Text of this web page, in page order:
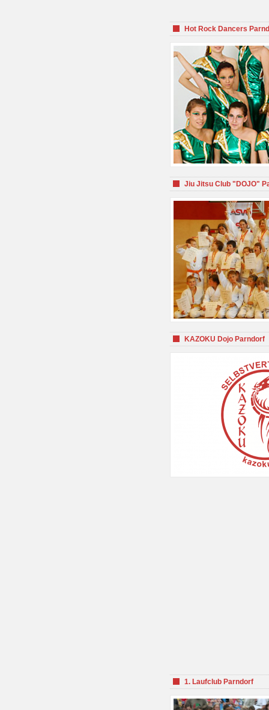
Hot Rock Dancers
Jiu Jitsu Club "DOJO"
KAZOKU Dojo Parndorf
1. Laufclub Parndorf